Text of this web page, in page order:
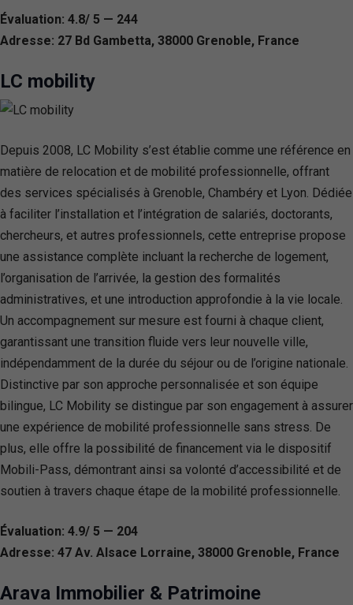
Évaluation: 4.8/ 5 — 244
Adresse: 27 Bd Gambetta, 38000 Grenoble, France
LC mobility
Depuis 2008, LC Mobility s’est établie comme une référence en
matière de relocation et de mobilité professionnelle, offrant
des services spécialisés à Grenoble, Chambéry et Lyon. Dédiée
à faciliter l’installation et l’intégration de salariés, doctorants,
chercheurs, et autres professionnels, cette entreprise propose
une assistance complète incluant la recherche de logement,
l’organisation de l’arrivée, la gestion des formalités
administratives, et une introduction approfondie à la vie locale.
Un accompagnement sur mesure est fourni à chaque client,
garantissant une transition fluide vers leur nouvelle ville,
indépendamment de la durée du séjour ou de l’origine nationale.
Distinctive par son approche personnalisée et son équipe
bilingue, LC Mobility se distingue par son engagement à assurer
une expérience de mobilité professionnelle sans stress. De
plus, elle offre la possibilité de financement via le dispositif
Mobili-Pass, démontrant ainsi sa volonté d’accessibilité et de
soutien à travers chaque étape de la mobilité professionnelle.
Évaluation: 4.9/ 5 — 204
Adresse: 47 Av. Alsace Lorraine, 38000 Grenoble, France
Arava Immobilier & Patrimoine